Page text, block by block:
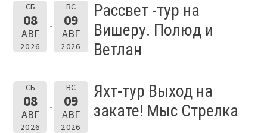
СБ
08
АВГ
2026
ВС
09
АВГ
2026
Рассвет -тур на
Вишеру. Полюд и
Ветлан
СБ
08
АВГ
2026
ВС
09
АВГ
2026
Яхт-тур Выход на
закате! Мыс Стрелка